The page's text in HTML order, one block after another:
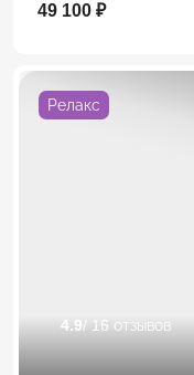
49 100 ₽
Релакс
4.9 / 16 отзывов